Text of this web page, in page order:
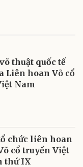
thuật quốc tế
Liên hoan Võ cổ
Nam
chức liên hoan
cổ truyền Việt
thứ IX